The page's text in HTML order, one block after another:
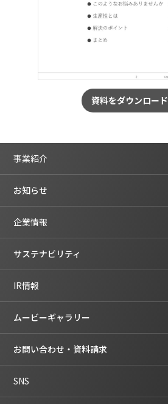
資料をダウンロード
事業紹介
お知らせ
企業情報
サステナビリティ
IR情報
ムービーギャラリー
お問い合わせ・資料請求
SNS